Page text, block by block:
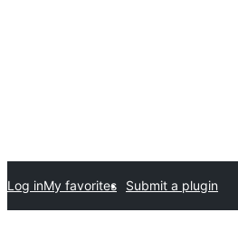
Submit a plugin
My favorites
Log in